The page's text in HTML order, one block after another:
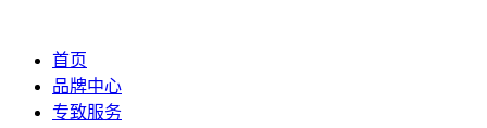
首页
品牌中心
专致服务